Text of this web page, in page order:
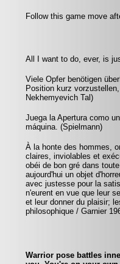
Follow this game move
All I want to do, ever, is
Viele Opfer benötigen
Position kurz
Nekhemyevich Tal)
Juega la Apertura como
máquina. (Spielmann)
À la honte des hommes,
claires, inviolables et
obéi de bon gré dans
aujourd'hui un objet
avec justesse pour la
n'eurent en vue que leur
et leur donner du plaisir;
philosophique / Garnier
Warrior pose battles